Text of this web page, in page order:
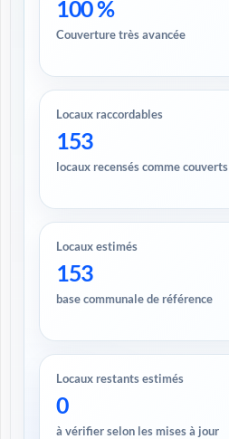
100 %
Couverture très avancée
Locaux raccordables
153
locaux recensés comme couverts
Locaux estimés
153
base communale de référence
Locaux restants estimés
0
à vérifier selon les mises à jour